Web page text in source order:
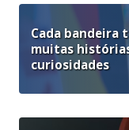
Cada bandeira
muitas
curiosidades